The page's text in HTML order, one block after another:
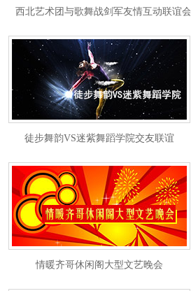
西北艺术团与歌舞战剑军友情互动联谊会
徒步舞韵VS迷紫舞蹈学院交友联谊
情暖齐哥休闲阁大型文艺晚会